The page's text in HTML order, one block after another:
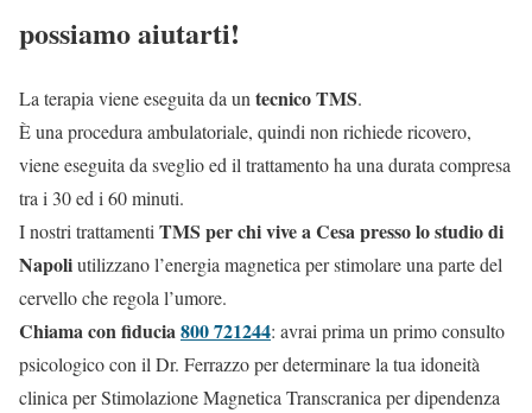
possiamo aiutarti!
La terapia viene eseguita da un tecnico TMS.
È una procedura ambulatoriale, quindi non richiede ricovero,
viene eseguita da sveglio ed il trattamento ha una durata compresa
tra i 30 ed i 60 minuti.
I nostri trattamenti TMS per chi vive a Cesa presso lo studio di
Napoliutilizzano l’energia magnetica per stimolare una parte del
cervello che regola l’umore.
Chiama con fiducia800 721244: avrai prima un primo consulto
psicologico con il Dr. Ferrazzo per determinare la tua idoneità
clinica per Stimolazione Magnetica Transcranica per dipendenza